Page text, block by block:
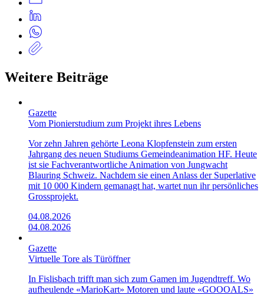
Weitere Beiträge
Gazette
Vom Pionierstudium zum Projekt ihres Lebens
Vor zehn Jahren gehörte Leona Klopfenstein zum ersten
Jahrgang des neuen Studiums Gemeindeanimation HF. Heute
ist sie Fachverantwortliche Animation von Jungwacht
Blauring Schweiz. Nachdem sie einen Anlass der Superlative
mit 10 000 Kindern gemanagt hat, wartet nun ihr persönliches
Grossprojekt.
04.08.2026
04.08.2026
Gazette
Virtuelle Tore als Türöffner
In Fislisbach trifft man sich zum Gamen im Jugendtreff. Wo
aufheulende «Mario­Kart»­ Motoren und laute «GOOOALS»